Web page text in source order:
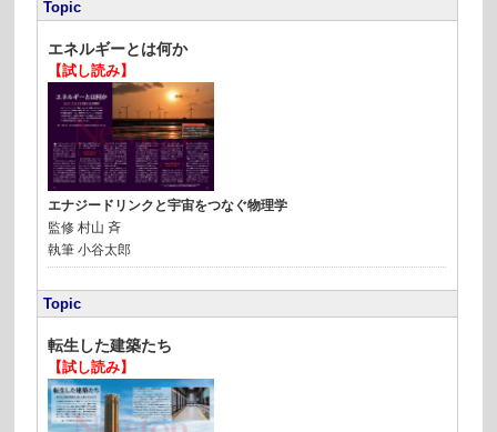
Topic
エネルギーとは何か
【試し読み】
エナジードリンクと宇宙をつなぐ物理学
監修村山 斉
執筆小谷太郎
Topic
転生した建築たち
【試し読み】